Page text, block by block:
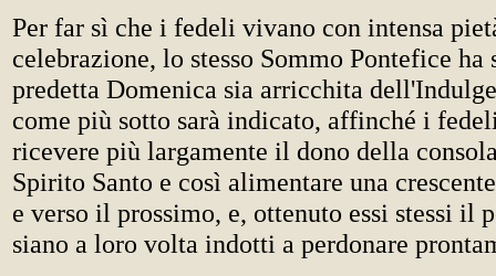
Per far sì che i fedeli vivano con intensa
celebrazione, lo stesso Sommo Pontefice
predetta Domenica sia arricchita
come più sotto sarà indicato, affinché i
ricevere più largamente il dono della
Spirito Santo e così alimentare una
e verso il prossimo, e, ottenuto essi stessi il
siano a loro volta indotti a perdonare